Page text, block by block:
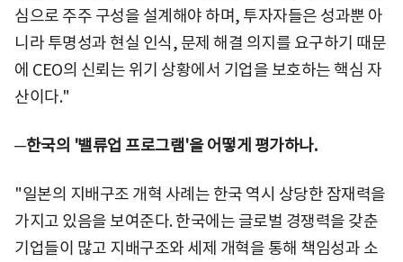
심으로 주주 구성을 설계해야 하며, 투자자들은 성과뿐 아
니라 투명성과 현실 인식, 문제 해결 의지를 요구하기 때문
에 CEO의 신뢰는 위기 상황에서 기업을 보호하는 핵심 자
산이다."
─한국의 '밸류업 프로그램'을 어떻게 평가하나.
"일본의 지배구조 개혁 사례는 한국 역시 상당한 잠재력을
가지고 있음을 보여준다. 한국에는 글로벌 경쟁력을 갖춘
기업들이 많고 지배구조와 세제 개혁을 통해 책임성과 소